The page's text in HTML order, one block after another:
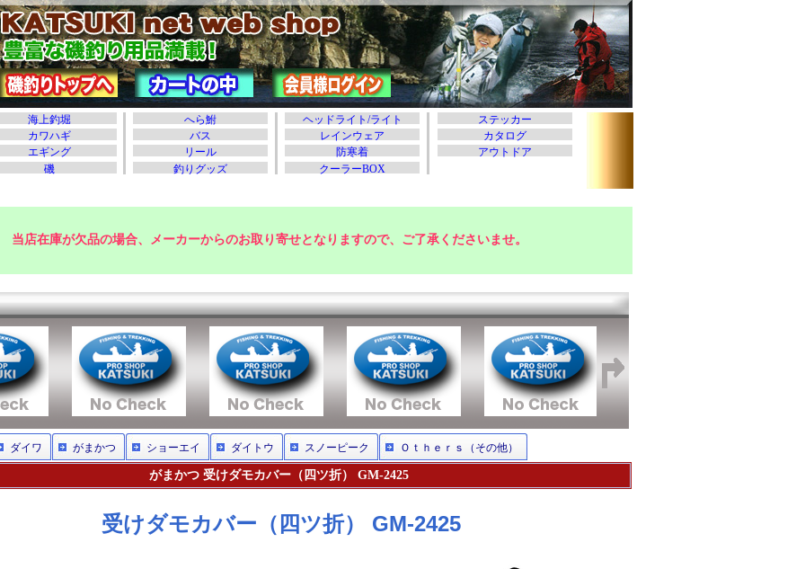
当店在庫が欠品の場合、メーカーからのお取り寄せとなりますので、ご了承くださいませ。
ダイワ がまかつ ショーエイ ダイトウ スノーピーク Ｏｔｈｅｒｓ（その他）
がまかつ 受けダモカバー（四ツ折） GM-2425
受けダモカバー（四ツ折） GM-2425